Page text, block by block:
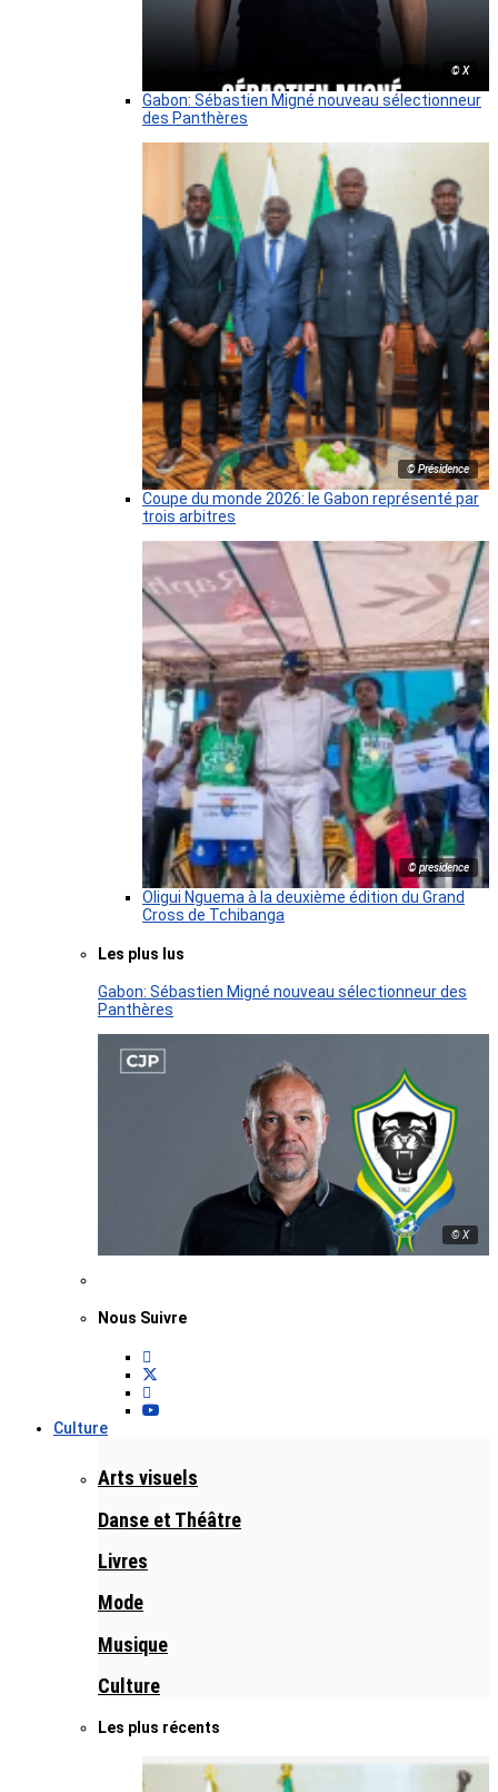
© X
Gabon: Sébastien Migné nouveau sélectionneur
des Panthères
© Présidence
Coupe du monde 2026: le Gabon représenté par
trois arbitres
© presidence
Oligui Nguema à la deuxième édition du Grand
Cross de Tchibanga
Les plus lus
Gabon: Sébastien Migné nouveau sélectionneur des
Panthères
© X
Nous Suivre
Culture
Arts visuels
Danse et Théâtre
Livres
Mode
Musique
Culture
Les plus récents